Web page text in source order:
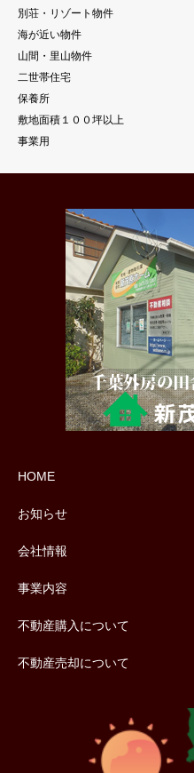
別荘・リゾート物件
海が近い物件
山間・里山物件
二世帯住宅
保養所
敷地面積１００坪以上
事業用
HOME
お知らせ
会社情報
事業内容
不動産購入について
不動産売却について